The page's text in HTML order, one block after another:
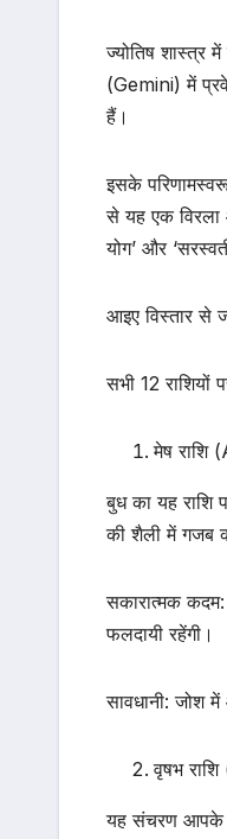
ज्योतिष शास्त्र
(Gemini) में
हैं।
इसके
से यह एक विरला
योग’ और
आइए विस्तार से
सभी 12 राशियों
मेष राशि
बुध का यह राशि
की शैली में गजब
सकारात्मक कदम:
फलदायी रहेंगी।
सावधानी: जोश
वृषभ
यह संचरण आपके